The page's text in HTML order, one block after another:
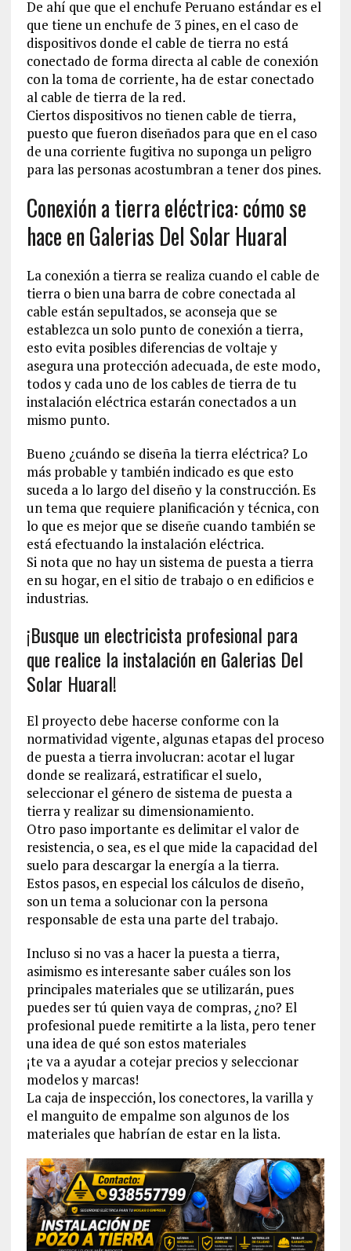
De ahí que que el enchufe Peruano estándar es el
que tiene un enchufe de 3 pines, en el caso de
dispositivos donde el cable de tierra no está
conectado de forma directa al cable de conexión
con la toma de corriente, ha de estar conectado
al cable de tierra de la red.
Ciertos dispositivos no tienen cable de tierra,
puesto que fueron diseñados para que en el caso
de una corriente fugitiva no suponga un peligro
para las personas acostumbran a tener dos pines.
Conexión a tierra eléctrica: cómo se
hace en Galerias Del Solar Huaral
La conexión a tierra se realiza cuando el cable de
tierra o bien una barra de cobre conectada al
cable están sepultados, se aconseja que se
establezca un solo punto de conexión a tierra,
esto evita posibles diferencias de voltaje y
asegura una protección adecuada, de este modo,
todos y cada uno de los cables de tierra de tu
instalación eléctrica estarán conectados a un
mismo punto.
Bueno ¿cuándo se diseña la tierra eléctrica? Lo
más probable y también indicado es que esto
suceda a lo largo del diseño y la construcción. Es
un tema que requiere planificación y técnica, con
lo que es mejor que se diseñe cuando también se
está efectuando la instalación eléctrica.
Si nota que no hay un sistema de puesta a tierra
en su hogar, en el sitio de trabajo o en edificios e
industrias.
¡Busque un electricista profesional para
que realice la instalación en Galerias Del
Solar Huaral!
El proyecto debe hacerse conforme con la
normatividad vigente, algunas etapas del proceso
de puesta a tierra involucran: acotar el lugar
donde se realizará, estratificar el suelo,
seleccionar el género de sistema de puesta a
tierra y realizar su dimensionamiento.
Otro paso importante es delimitar el valor de
resistencia, o sea, es el que mide la capacidad del
suelo para descargar la energía a la tierra.
Estos pasos, en especial los cálculos de diseño,
son un tema a solucionar con la persona
responsable de esta una parte del trabajo.
Incluso si no vas a hacer la puesta a tierra,
asimismo es interesante saber cuáles son los
principales materiales que se utilizarán, pues
puedes ser tú quien vaya de compras, ¿no? El
profesional puede remitirte a la lista, pero tener
una idea de qué son estos materiales
¡te va a ayudar a cotejar precios y seleccionar
modelos y marcas!
La caja de inspección, los conectores, la varilla y
el manguito de empalme son algunos de los
materiales que habrían de estar en la lista.